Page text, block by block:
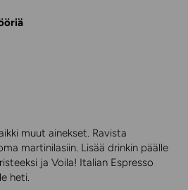
muut ainekset. Ravista
martinilasiin. Lisää drinkin päälle
ja Voila! Italian Espresso
heti.